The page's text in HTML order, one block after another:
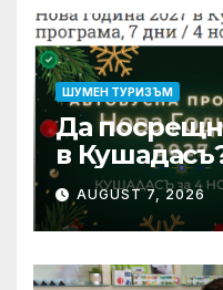
ШУМЕН ТУРИЗЪМ
Да
в
заслужава …
AUGUST 7, 2026